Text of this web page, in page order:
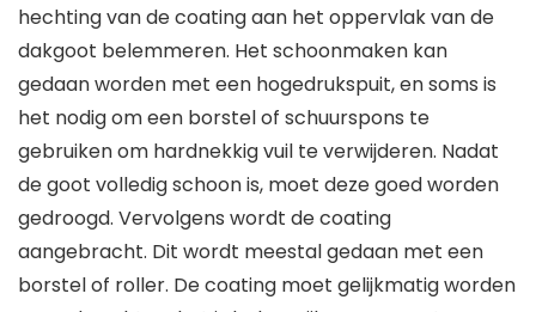
hechting van de coating aan het oppervlak van de
dakgoot belemmeren. Het schoonmaken kan
gedaan worden met een hogedrukspuit, en soms is
het nodig om een borstel of schuurspons te
gebruiken om hardnekkig vuil te verwijderen. Nadat
de goot volledig schoon is, moet deze goed worden
gedroogd. Vervolgens wordt de coating
aangebracht. Dit wordt meestal gedaan met een
borstel of roller. De coating moet gelijkmatig worden